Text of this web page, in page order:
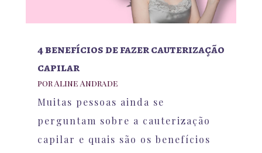
4 benefícios de fazer cauterização
capilar
porAline Andrade
Muitas pessoas ainda se
perguntam sobre a cauterização
capilar e quais são os benefícios